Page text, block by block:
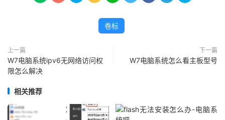
卷标
上一篇
W7电脑系统ipv6无网络访问权
限怎么解决
下一篇
W7电脑系统怎么看主板型号
相关推荐